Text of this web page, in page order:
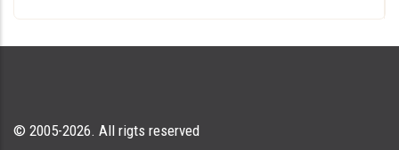
© 2005-2026. All rigts reserved